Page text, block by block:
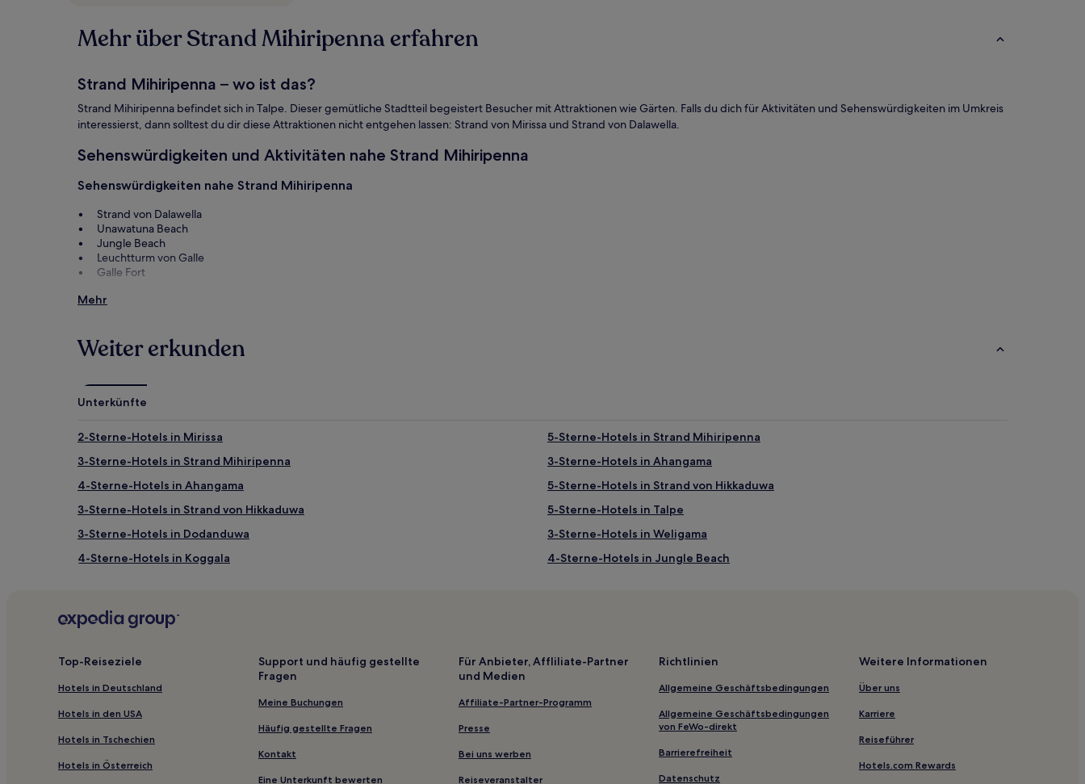
ändern.
Es
zusätzliche
Bedingungen
gelten.
Mehr über Strand Mihiripenna erfahren
Strand Mihiripenna – wo ist das?
Strand Mihiripenna befindet sich in Talpe. Dieser gemütliche Stadtteil begeistert Besucher mit Attraktionen wie Gärten. Falls du dich für Aktivitäten und Sehenswürdigkeiten im Umkreis
interessierst, dann solltest du dir diese Attraktionen nicht entgehen lassen: Strand von Mirissa und Strand von Dalawella.
Sehenswürdigkeiten und Aktivitäten nahe Strand Mihiripenna
Sehenswürdigkeiten nahe Strand Mihiripenna
Strand von Dalawella
Unawatuna Beach
Jungle Beach
Leuchtturm von Galle
Galle Fort
Aktivitäten nahe Strand Mihiripenna
Spa Ceylon Boutique & Urban Spa
Stelzenfischer
Mehr
Weiter erkunden
Unterkünfte
2-Sterne-Hotels in Mirissa
5-Sterne-Hotels in Strand Mihiripenna
3-Sterne-Hotels in Strand Mihiripenna
3-Sterne-Hotels in Ahangama
4-Sterne-Hotels in Ahangama
5-Sterne-Hotels in Strand von Hikkaduwa
3-Sterne-Hotels in Strand von Hikkaduwa
5-Sterne-Hotels in Talpe
3-Sterne-Hotels in Dodanduwa
3-Sterne-Hotels in Weligama
4-Sterne-Hotels in Koggala
4-Sterne-Hotels in Jungle Beach
Hotels mit Pool in Weligama
Haustierfreundliche in Weligama
Familien in Weligama
Haustierfreundliche nahe Jungle Beach
Strand in Thiranagama
Hotels mit inbegriffenem Frühstück in Ahangama
Haustierfreundliche in Ahangama
Hotels mit Parkplatz in Ahangama
Top-Reiseziele
Hotels in Deutschland
Hotels in den USA
Hotels in Tschechien
Hotels in Österreich
Support und häufig gestellte
Fragen
Meine Buchungen
Häufig gestellte Fragen
Kontakt
Eine Unterkunft bewerten
Für Anbieter, Affliliate-Partner
und Medien
Affiliate-Partner-Programm
Presse
Bei uns werben
Reiseveranstalter
Richtlinien
Allgemeine Geschäftsbedingungen
Allgemeine Geschäftsbedingungen
von FeWo-direkt
Barrierefreiheit
Datenschutz
Weitere Informationen
Über uns
Karriere
Reiseführer
Hotels.com Rewards